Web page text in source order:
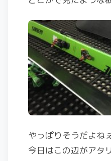
やっぱりそうだよね
今日はこの辺がアタ